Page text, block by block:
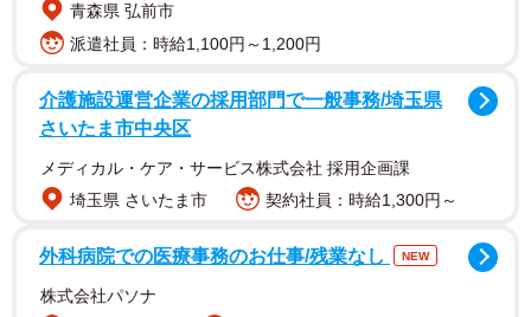
青森県 弘前市
派遣社員：時給1,100円～1,200円
介護施設運営企業の採用部門で一般事務/埼玉県
さいたま市中央区
メディカル・ケア・サービス株式会社 採用企画課
埼玉県 さいたま市
契約社員：時給1,300円～
外科病院での医療事務のお仕事/残業なし NEW
株式会社パソナ